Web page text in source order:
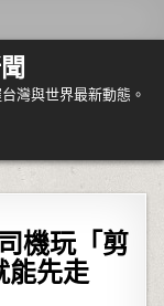
灣與世界最新動態。
機玩「剪
先走